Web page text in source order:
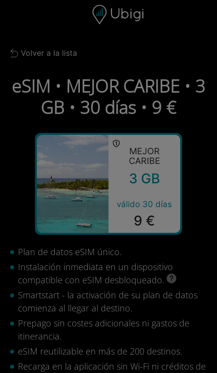
Barra de navegación
Back to list
Volver a la lista
eSIM • MEJOR CARIBE • 3
GB • 30 días • 9 €
MEJOR
CARIBE
3 GB
válido 30 días
9 €
Plan de datos eSIM único.
Instalación inmediata en un dispositivo
compatible con eSIM desbloqueado.
Smartstart - la activación de su plan de datos
comienza al llegar al destino.
Prepago sin costes adicionales ni gastos de
itinerancia.
eSIM reutilizable en más de 200 destinos.
Recarga en la aplicación sin Wi-Fi ni créditos de